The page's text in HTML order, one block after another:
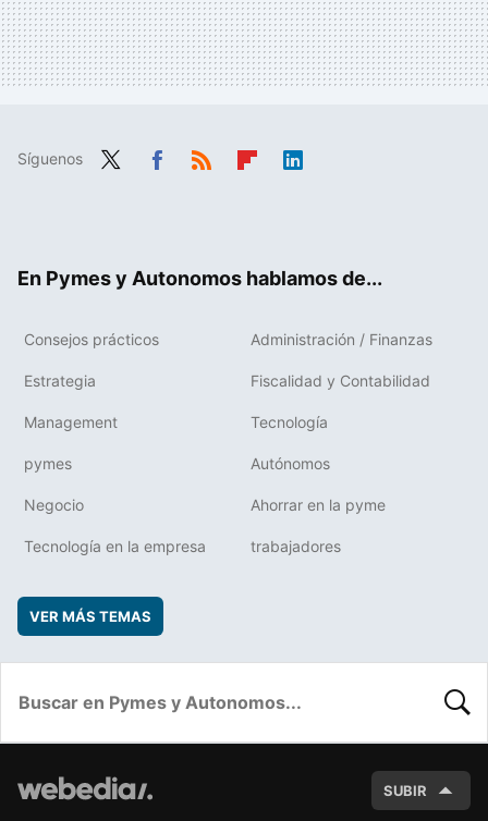
Síguenos
En Pymes y Autonomos hablamos de...
Consejos prácticos Administración / Finanzas
Estrategia Fiscalidad y Contabilidad
Management Tecnología
pymes Autónomos
Negocio Ahorrar en la pyme
Tecnología en la empresa trabajadores
VER MÁS TEMAS
SUBIR